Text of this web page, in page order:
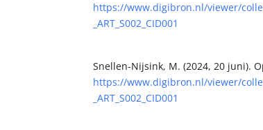
https://www.digibron.nl/viewer/
_ART_S002_CID001
Snellen-Nijsink, M. (2024, 20 juni).
https://www.digibron.nl/viewer/
_ART_S002_CID001